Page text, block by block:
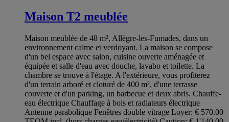
Maison T2 meublée
Maison meublée de 48 m², Allègre-les-Fumades, dans un
environnement calme et verdoyant. La maison se compose
d'un bel espace avec salon, cuisine ouverte aménagée et
équipée et salle d'eau avec douche, lavabo et toilette. La
chambre se trouve à l'étage. A l'extérieure, vous profiterez
d'un terrain arboré et cloturé de 400 m², d'une terrasse
couverte et d'un parking, un barbecue et deux abris. Chauffe-
eau électrique Chauffage à bois et radiateurs électrique
Antenne parabolique Fenêtres double vitrage Loyer: € 570.00